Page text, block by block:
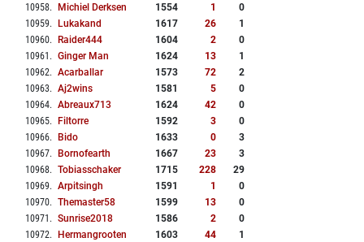
10958. Michiel Derksen 1554 1
0
10959. Lukakand 1617 26
1
10960. Raider444 1604 2
0
10961 . Ginger Man 1624 13
1
10962. Acarballar 1573 72
2
10963. Aj2wins 1581 5
0
10964. Abreaux713 1624 42
0
10965. Filtorre 1592 3
0
10966. Bido 1633 0
3
10967. Bornofearth 1667 23
3
10968. Tobiasschaker 1715 228
29
10969. Arpitsingh 1591 1
0
10970. Themaster58 1599 13
0
10971 . Sunrise2018 1586 2
0
10972. Hermangrooten 1603 44
1